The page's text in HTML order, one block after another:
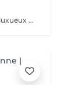
SOIN PROFOND TOKIO INKARAMI : Ce protocole luxueux du Japon présente une « haute technologie » unique et brevetée. Enrichi en kératines, il scelle la cuticule pour éliminer les fourches et hydrater en profondeur. Il apporte une brillance et une souplesse incomparables. Elle contient six sortes de kératines et des acides aminés, dont la limnanthe, un actif végétal à l'effet gainant durable, et le Fullerène, un actif au pouvoir hautement regénérant qui facilite la pénétration des actifs en favorisant leur fusion au plus profond de la fibre (Distingué par un prix Nobel de chimie en 1996) Notre soin best-seller ! Ce soin convient aux cheveux colorés, décolorés, naturels et à toutes les textures. Tokio Inkarami sublime également les cheveux en pleine santé. Cheveux courts - longueurs au dessus des épaules Cheveux longs: - longueurs aux épaules/ et en dessous